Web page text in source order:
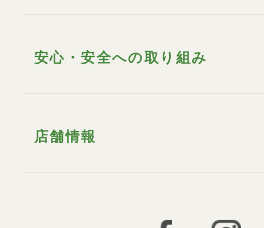
安心・安全への取り組み
店舗情報